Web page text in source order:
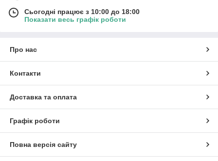
Сьогодні працює з 10:00 до 18:00
Показати весь графік роботи
Про нас
Контакти
Доставка та оплата
Графік роботи
Повна версія сайту